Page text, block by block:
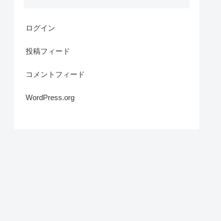
ログイン
投稿フィード
コメントフィード
WordPress.org